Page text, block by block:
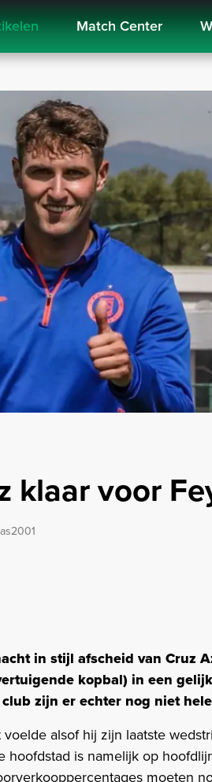
Match Center
klaar voor
in stijl afscheid van Cruz
kopbal) in een
zijn er echter nog niet
alsof hij zijn laatste
hoofdstad is namelijk op
moeten